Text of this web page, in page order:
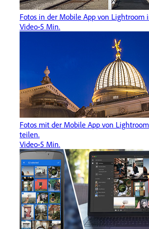
Fotos in der Mobile App von Lightroom
Video 5 Min.
Fotos mit der Mobile App von
teilen.
Video 5 Min.